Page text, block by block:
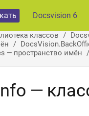
Docsvision 6
классов
— пространство имён
—